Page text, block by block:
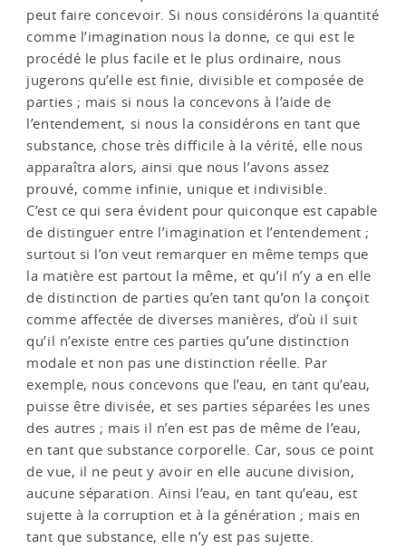
peut faire concevoir. Si nous considérons la quantité
comme l’imagination nous la donne, ce qui est le
procédé le plus facile et le plus ordinaire, nous
jugerons qu’elle est finie, divisible et composée de
parties ; mais si nous la concevons à l’aide de
l’entendement, si nous la considérons en tant que
substance, chose très difficile à la vérité, elle nous
apparaîtra alors, ainsi que nous l’avons assez
prouvé, comme infinie, unique et indivisible.
C’est ce qui sera évident pour quiconque est capable
de distinguer entre l’imagination et l’entendement ;
surtout si l’on veut remarquer en même temps que
la matière est partout la même, et qu’il n’y a en elle
de distinction de parties qu’en tant qu’on la conçoit
comme affectée de diverses manières, d’où il suit
qu’il n’existe entre ces parties qu’une distinction
modale et non pas une distinction réelle. Par
exemple, nous concevons que l’eau, en tant qu’eau,
puisse être divisée, et ses parties séparées les unes
des autres ; mais il n’en est pas de même de l’eau,
en tant que substance corporelle. Car, sous ce point
de vue, il ne peut y avoir en elle aucune division,
aucune séparation. Ainsi l’eau, en tant qu’eau, est
sujette à la corruption et à la génération ; mais en
tant que substance, elle n’y est pas sujette.